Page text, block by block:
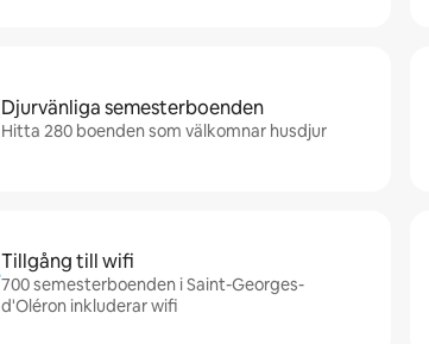
Djurvänliga semesterboenden
Hitta 280 boenden som välkomnar husdjur
Tillgång till wifi
700 semesterboenden i Saint-Georges-
d'Oléron inkluderar wifi